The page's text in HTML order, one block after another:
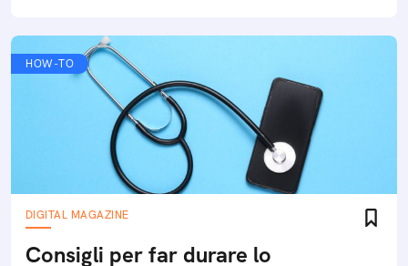
HOW-TO
DIGITAL MAGAZINE
Consigli per far durare lo